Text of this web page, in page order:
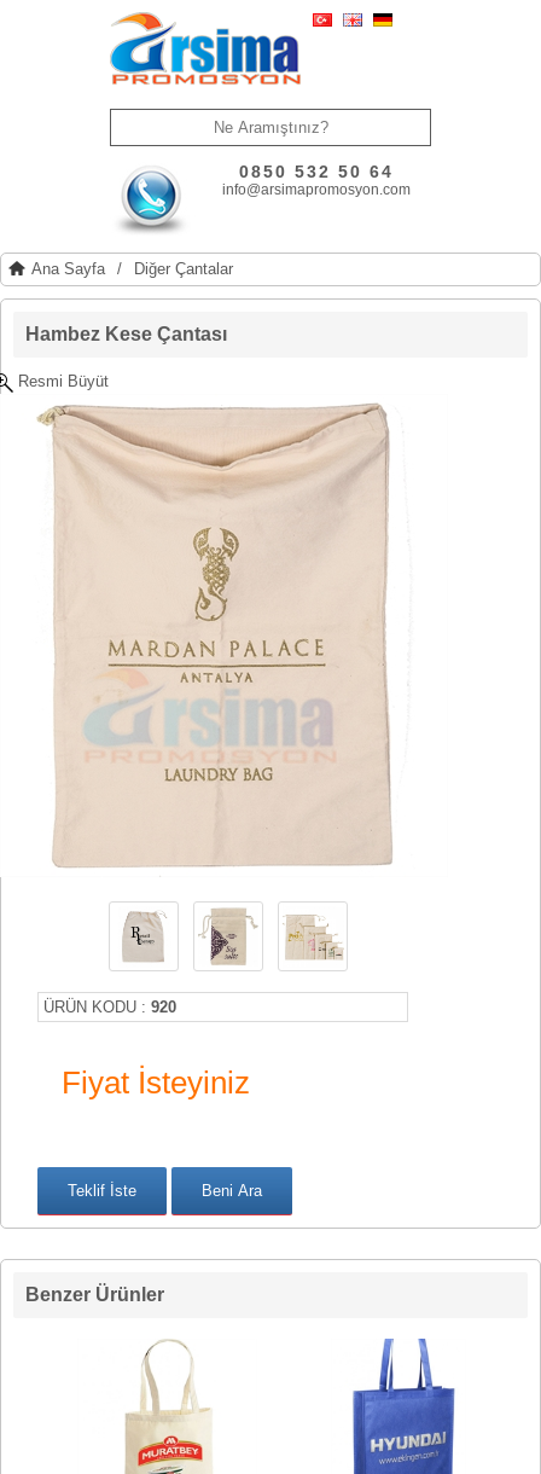
0850 532 50 64
info@arsimapromosyon.com
Ana Sayfa / Diğer Çantalar
Hambez Kese Çantası
Resmi Büyüt
ÜRÜN KODU : 920
Fiyat İsteyiniz
Benzer Ürünler